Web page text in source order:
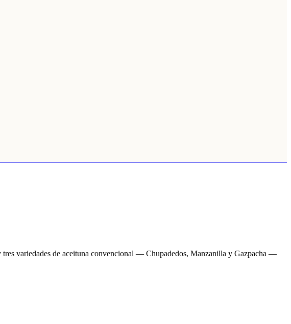
variedades de aceituna convencional — Chupadedos, Manzanilla y Gazpacha —